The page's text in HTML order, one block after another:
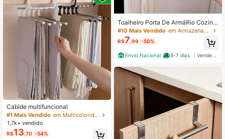
Cabide multifuncional
#1 Mais Vendido
em Multicolorido Outros cabides e prateleiras
1,7k+ vendido
R$13 ,70 -54%
Toalheiro Porta De ArmáRio Cozinh
a Pano Prato
#10 Mais Vendido em Armazenamento de porta suspensa
R$7 ,99 -50%
Envio Nacional 4-7 dias